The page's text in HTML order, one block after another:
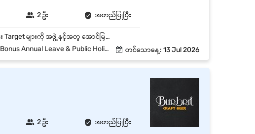
2 ဦး အတည်ပြုပြီး
- Sales Team ကို ဦးဆောင်ပြီး နေ့စဉ်အရောင်းလုပ်ငန်းများကို စီမံခန့်ခွဲခြင်း။ - အရောင်း Target များကို အဖွဲ့နှင့်အတူ အောင်မြင်စေရန် စီမံဆောင်ရွက်ခြင်း။ - Customer များအား Solar Inverter, Battery နှင့် သက်ဆိုင်သော Product များကို ကျွမ်းကျင်စွာ အကြံပေးရောင်းချခြင်း။ - Sales Performance ကို စောင့်ကြည့်သုံးသပ်ပြီး လစဉ် Report တင်ပြခြင်း။ - Sales Team အတွက် Training, Coaching နှင့် Motivation ပေးခြင်း။ - Dealer, Contractor နှင့် Customer Relationship များကို တည်ဆောက်ထိန်းသိမ်းခြင်း။ - Marketing Campaign နှင့် Promotion အစီအစဉ်များတွင် ပူးပေါင်းဆောင်ရွက်ခြင်း။ - After Sales Service Team နှင့် Coordination ပြုလုပ်ပြီး Customer Satisfaction မြှင့်တင်ခြင်း။
Annual Leave & Public Holidays တင်သောနေ့: 13 Jul 2026
2 ဦး အတည်ပြုပြီး